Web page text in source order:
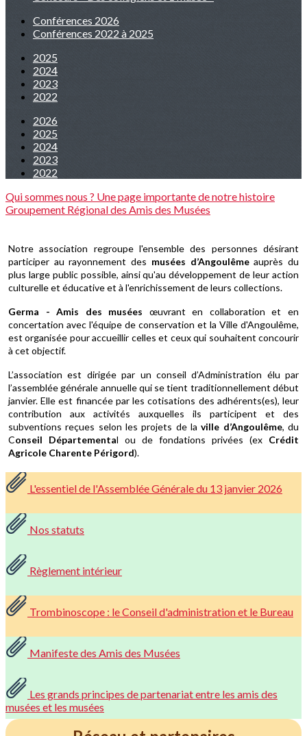
Conférences 2026
Conférences 2022 à 2025
2025
2024
2023
2022
2026
2025
2024
2023
2022
Qui sommes nous ? Une page importante de notre histoire
Groupement Régional des Amis des Musées
Notre association regroupe l'ensemble des personnes désirant
participer au rayonnement des musées d’Angoulêmeauprès du
plus large public possible, ainsi qu'au développement de leur action
culturelle et éducative et à l'enrichissement de leurs collections.
Germa - Amis des musées œuvrant en collaboration et en
concertation avec l'équipe de conservation et la Ville d'Angoulême,
est organisée pour accueillir celles et ceux qui souhaitent concourir
à cet objectif.
L’association est dirigée par un conseil d’Administration élu par
l’assemblée générale annuelle qui se tient traditionnellement début
janvier. Elle est financée par les cotisations des adhérents(es), leur
contribution aux activités auxquelles ils participent et des
subventions reçues selon les projets de laville d’Angoulême, du
Conseil Départemental ou de fondations privées (ex Crédit
Agricole Charente Périgord).
L'essentiel de l'Assemblée Générale du 13 janvier 2026
Nos statuts
Règlement intérieur
Trombinoscope : le Conseil d'administration et le Bureau
Manifeste des Amis des Musées
Les grands principes de partenariat entre les amis des
musées et les musées